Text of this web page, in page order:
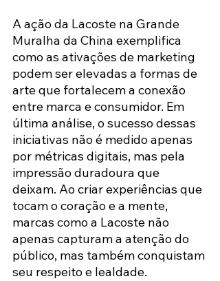
A ação da Lacoste na Grande
Muralha da China exemplifica
como as ativações de marketing
podem ser elevadas a formas de
arte que fortalecem a conexão
entre marca e consumidor. Em
última análise, o sucesso dessas
iniciativas não é medido apenas
por métricas digitais, mas pela
impressão duradoura que
deixam. Ao criar experiências que
tocam o coração e a mente,
marcas como a Lacoste não
apenas capturam a atenção do
público, mas também conquistam
seu respeito e lealdade.